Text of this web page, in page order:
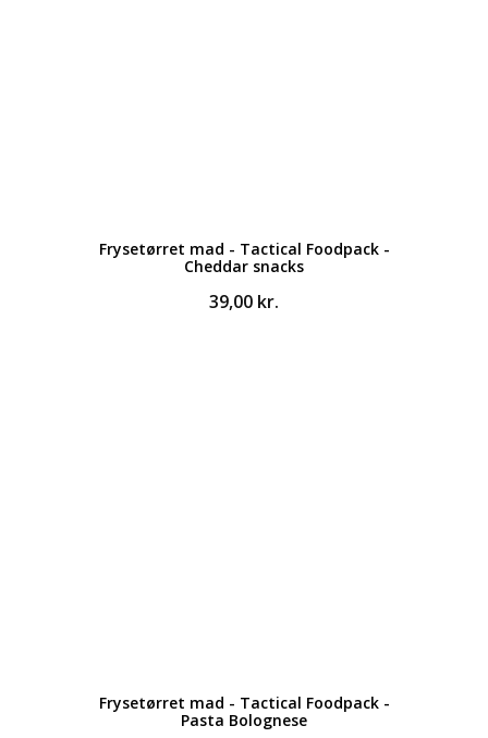
Frysetørret mad - Tactical Foodpack -
Cheddar snacks
39,00 kr.
Frysetørret mad - Tactical Foodpack -
Pasta Bolognese